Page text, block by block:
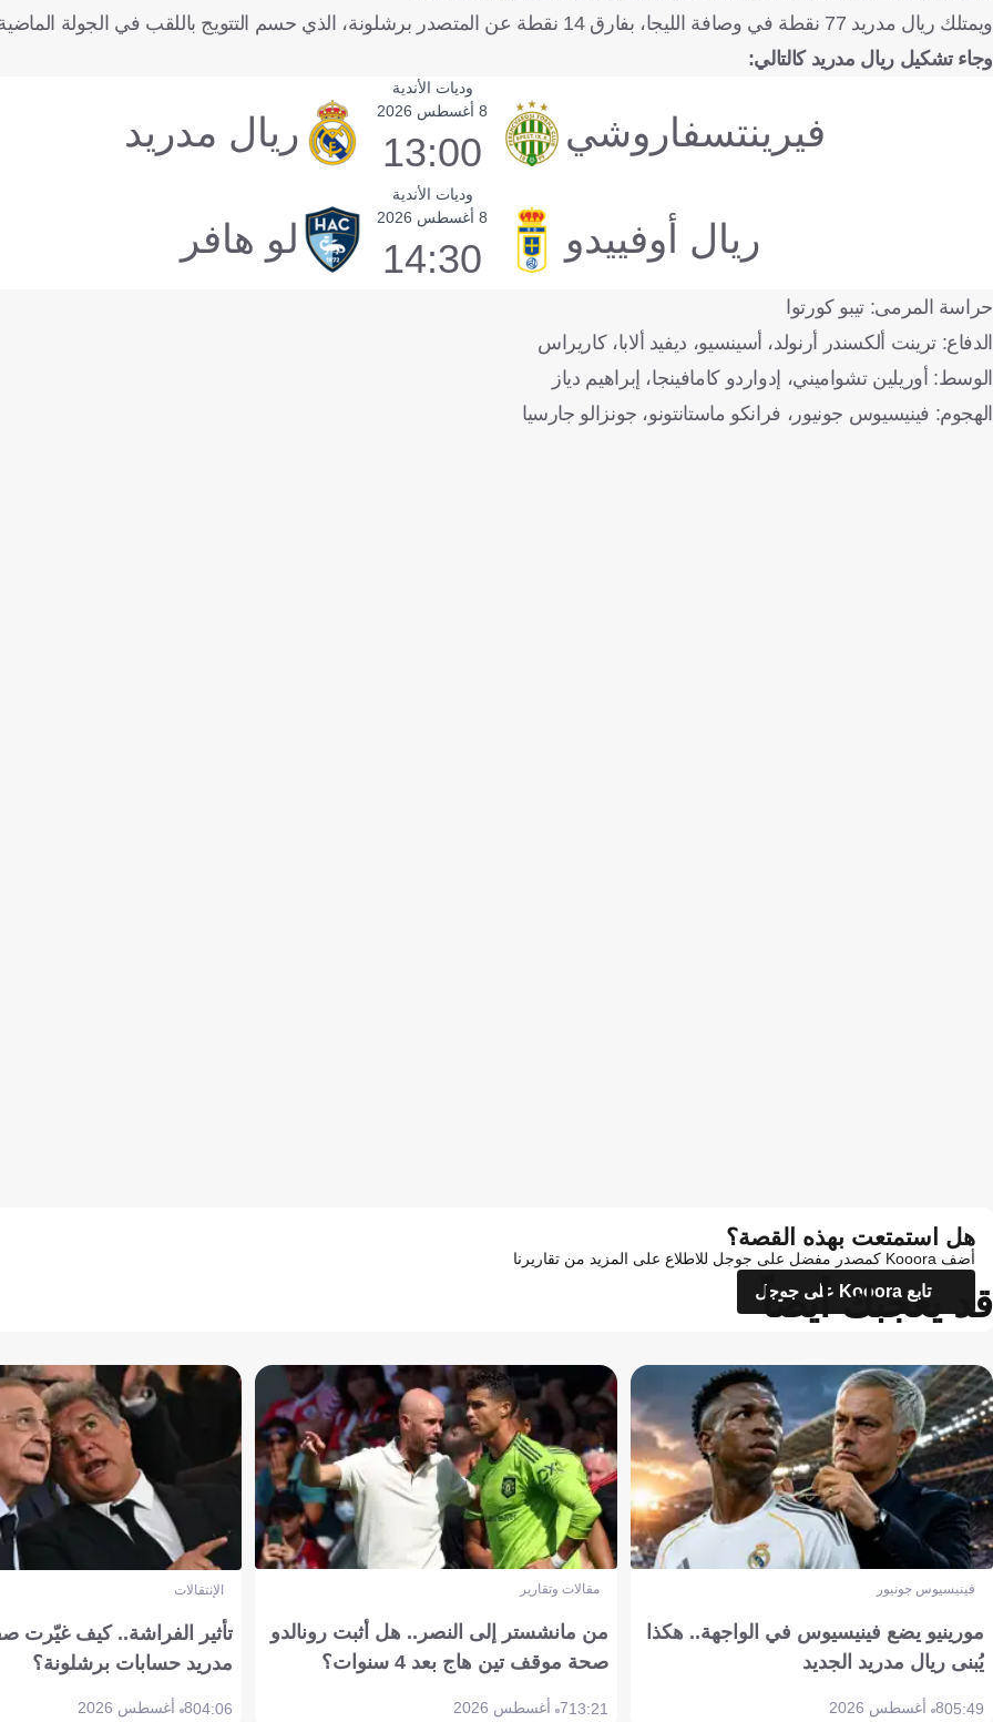
ويمتلك ريال مدريد 77 نقطة في وصافة الليجا، بفارق 14 نقطة عن المتصدر برشلونة، الذي حسم التتويج باللقب في الجولة الماضية.
وجاء تشكيل ريال مدريد كالتالي:
وديات الأندية
فيرينتسفاروشي 8 أغسطس 2026
13:00 ريال مدريد
وديات الأندية
ريال أوفييدو 8 أغسطس 2026
14:30 لو هافر
حراسة المرمى: تيبو كورتوا
الدفاع: ترينت ألكسندر أرنولد، أسينسيو، ديفيد ألابا، كاريراس
الوسط: أوريلين تشواميني، إدواردو كامافينجا، إبراهيم دياز
الهجوم: فينيسيوس جونيور، فرانكو ماستانتونو، جونزالو جارسيا
هل استمتعت بهذه القصة؟
أضف Kooora كمصدر مفضل على جوجل للاطلاع على المزيد من تقاريرنا
تابع Kooora على جوجل
قد يعجبك أيضاً
فينيسيوس جونيور
مورينيو يضع فينيسيوس في الواجهة.. هكذا
يُبنى ريال مدريد الجديد
05:498 أغسطس 2026
مقالات وتقارير
من مانشستر إلى النصر.. هل أثبت رونالدو
صحة موقف تين هاج بعد 4 سنوات؟
13:217 أغسطس 2026
الإنتقالات
تأثير الفراشة.. كيف غيّرت
مدريد حسابات برشلونة؟
04:068 أغسطس 2026